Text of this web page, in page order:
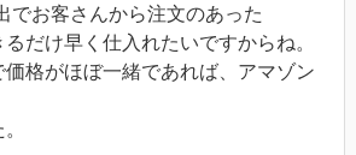
でお客さんから注文のあった
だけ早く仕入れたいですからね。
格がほぼ一緒であれば、アマゾン